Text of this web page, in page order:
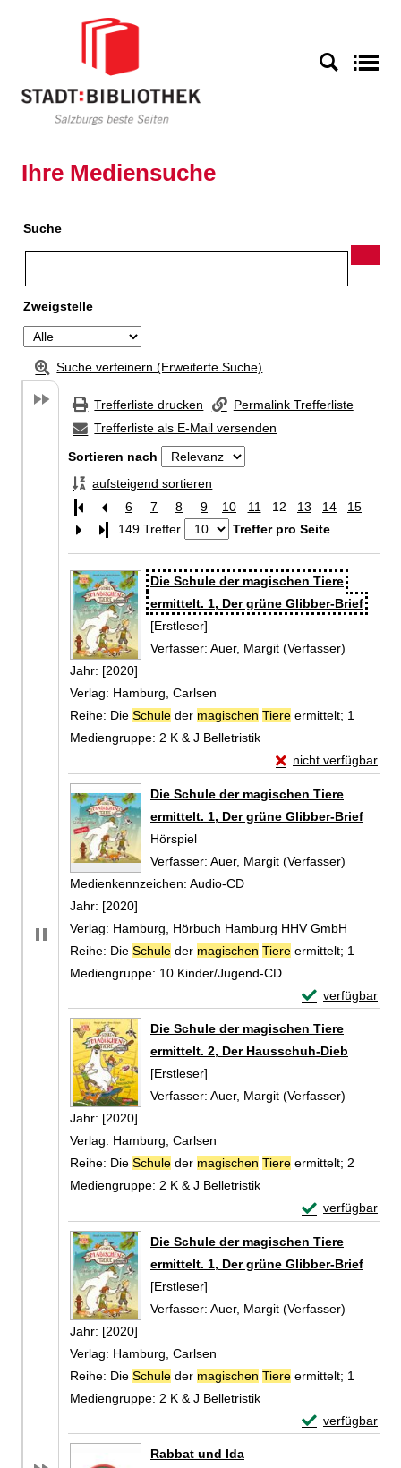
Ihre Mediensuche
Suche
Zweigstelle
Suche verfeinern (Erweiterte Suche)
Trefferliste drucken
Permalink Trefferliste
Trefferliste als E-Mail versenden
Sortieren nach
aufsteigend sortieren
6
7 8 9 10 11 12 13 14
15
Letzte Seite
149 Treffer Treffer pro Seite
Suchergebnis
Zu den Suchfiltern springen
Die Schule der magischen Tiere
ermittelt. 1, Der grüne Glibber-Brief
[Erstleser]
Verfasser: Auer, Margit (Verfasser)
Jahr: [2020]
Verlag: Hamburg, Carlsen
Reihe: Die Schule der magischen Tiere ermittelt; 1
Mediengruppe: 2 K & J Belletristik
nicht verfügbar
Exemplar-Details
Die Schule der magischen Tiere
ermittelt. 1, Der grüne Glibber-Brief
Hörspiel
Verfasser: Auer, Margit (Verfasser)
Medienkennzeichen: Audio-CD
Jahr: [2020]
Verlag: Hamburg, Hörbuch Hamburg HHV GmbH
Reihe: Die Schule der magischen Tiere ermittelt; 1
Mediengruppe: 10 Kinder/Jugend-CD
verfügbar
Exemplar-
Die Schule der magischen Tiere
ermittelt. 2, Der Hausschuh-Dieb
[Erstleser]
Verfasser: Auer, Margit (Verfasser)
Jahr: [2020]
Verlag: Hamburg, Carlsen
Reihe: Die Schule der magischen Tiere ermittelt; 2
Mediengruppe: 2 K & J Belletristik
verfügbar
Exemplar-
Die Schule der magischen Tiere
ermittelt. 1, Der grüne Glibber-Brief
[Erstleser]
Verfasser: Auer, Margit (Verfasser)
Jahr: [2020]
Verlag: Hamburg, Carlsen
Reihe: Die Schule der magischen Tiere ermittelt; 1
Mediengruppe: 2 K & J Belletristik
verfügbar
Exemplar-
Rabbat und Ida